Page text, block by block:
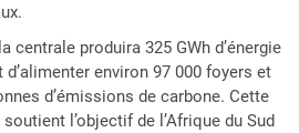
centrale produira 325 GWh d’énergie
environ 97 000 foyers et
d’émissions de carbone. Cette
l’objectif de l’Afrique du Sud